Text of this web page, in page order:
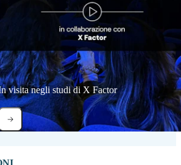
visita negli studi di X Factor